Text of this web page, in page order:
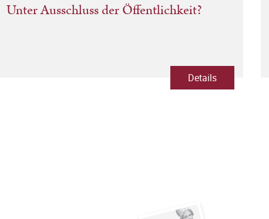
Unter Ausschluss der Öffentlichkeit?
Details